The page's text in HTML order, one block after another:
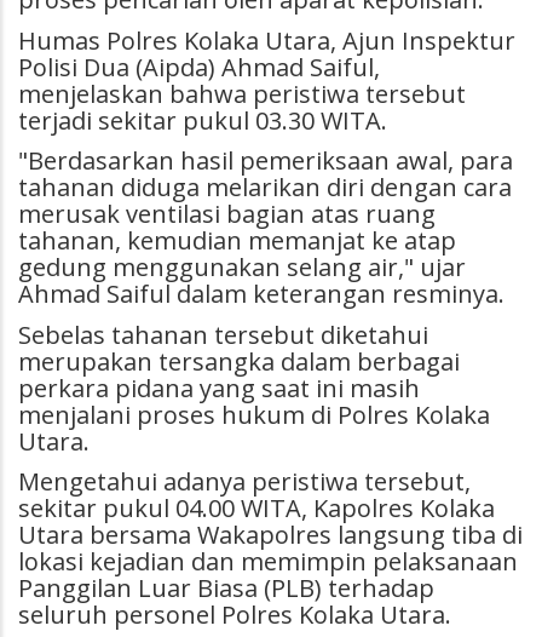
Humas Polres Kolaka Utara, Ajun Inspektur
Polisi Dua (Aipda) Ahmad Saiful,
menjelaskan bahwa peristiwa tersebut
terjadi sekitar pukul 03.30 WITA.
"Berdasarkan hasil pemeriksaan awal, para
tahanan diduga melarikan diri dengan cara
merusak ventilasi bagian atas ruang
tahanan, kemudian memanjat ke atap
gedung menggunakan selang air," ujar
Ahmad Saiful dalam keterangan resminya.
Sebelas tahanan tersebut diketahui
merupakan tersangka dalam berbagai
perkara pidana yang saat ini masih
menjalani proses hukum di Polres Kolaka
Utara.
Mengetahui adanya peristiwa tersebut,
sekitar pukul 04.00 WITA, Kapolres Kolaka
Utara bersama Wakapolres langsung tiba di
lokasi kejadian dan memimpin pelaksanaan
Panggilan Luar Biasa (PLB) terhadap
seluruh personel Polres Kolaka Utara.